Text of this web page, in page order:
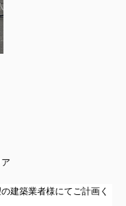
建築業者様にてご計画く